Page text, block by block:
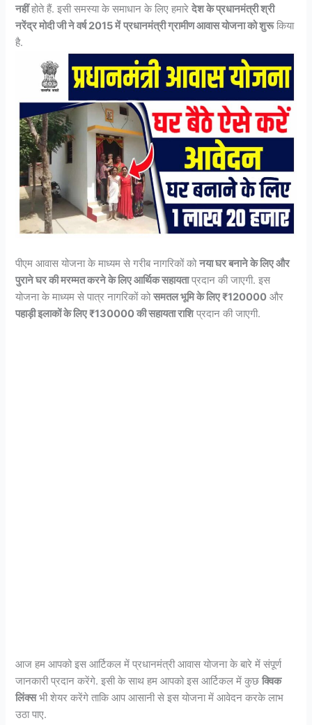
नहींहोते हैं. इसी समस्या के समाधान के लिए हमारेदेश के प्रधानमंत्री श्री
नरेंद्र मोदी जी ने वर्ष 2015 में प्रधानमंत्री ग्रामीण आवास योजना को शुरूकिया
है.
पीएम आवास योजना के माध्यम से गरीब नागरिकों कोनया घर बनाने के लिए और
पुराने घर की मरम्मत करने के लिए आर्थिक सहायताप्रदान की जाएगी. इस
योजना के माध्यम से पात्र नागरिकों कोसमतल भूमि के लिए ₹120000 और
पहाड़ी इलाकों के लिए ₹130000 की सहायता राशिप्रदान की जाएगी.
आज हम आपको इस आर्टिकल में प्रधानमंत्री आवास योजना के बारे में संपूर्ण
जानकारी प्रदान करेंगे. इसी के साथ हम आपको इस आर्टिकल में कुछक्विक
लिंक्सभी शेयर करेंगे ताकि आप आसानी से इस योजना में आवेदन करके लाभ
उठा पाए.